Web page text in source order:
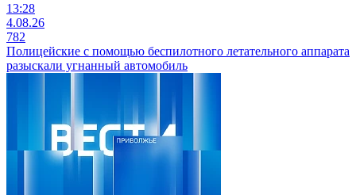
13:28
4.08.26
782
Полицейские с помощью беспилотного летательного аппарата
разыскали угнанный автомобиль